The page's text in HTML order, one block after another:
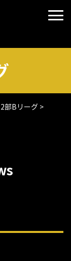
2部Bリーグ >